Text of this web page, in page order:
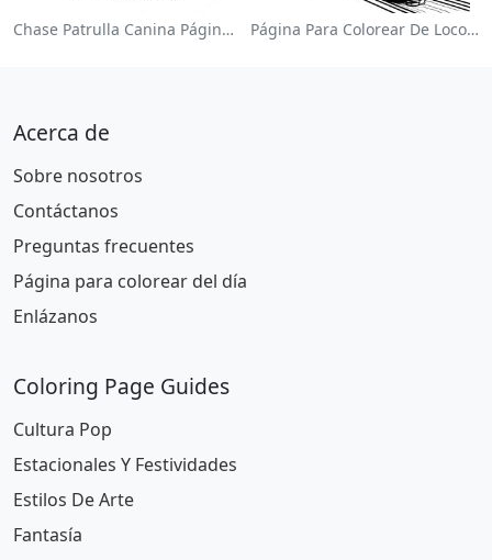
Chase Patrulla Canina Página Para Colorear Página Para Colorear De Locomotora Colorida
Acerca de
Sobre nosotros
Contáctanos
Preguntas frecuentes
Página para colorear del día
Enlázanos
Coloring Page Guides
Cultura Pop
Estacionales Y Festividades
Estilos De Arte
Fantasía